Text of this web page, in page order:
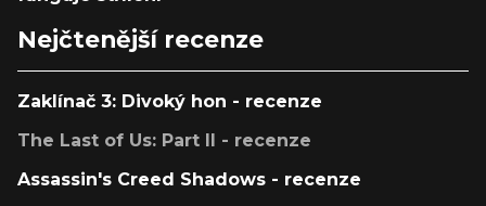
Nejčtenější recenze
Zaklínač 3: Divoký hon - recenze
The Last of Us: Part II - recenze
Assassin's Creed Shadows - recenze